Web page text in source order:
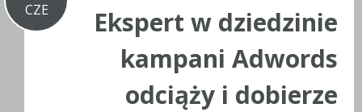
CZE
Ekspert w dziedzinie
kampani Adwords
odciąży i dobierze